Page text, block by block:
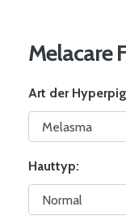
Melacare
Art der
Hauttyp: